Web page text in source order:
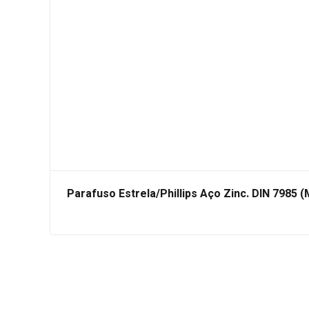
Parafuso Estrela/Phillips Aço Zinc. DIN 7985